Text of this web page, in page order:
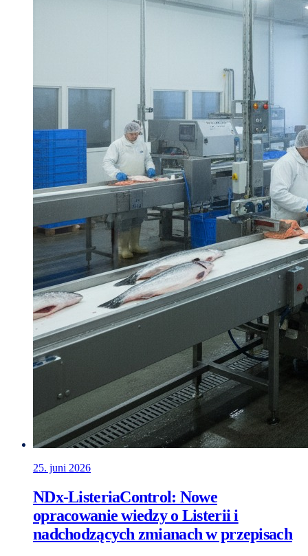
25. juni 2026
NDx-ListeriaControl: Nowe
opracowanie wiedzy o Listerii i
nadchodzących zmianach w przepisach